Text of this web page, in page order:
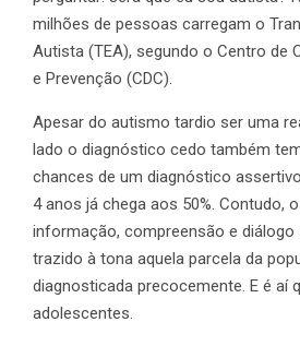
milhões de pessoas carregam o
Autista (TEA), segundo o Centro de
e Prevenção (CDC).
Apesar do autismo tardio ser uma
lado o diagnóstico cedo também
chances de um diagnóstico
4 anos já chega aos 50%. Contudo,
informação, compreensão e
trazido à tona aquela parcela da
diagnosticada precocemente. E é aí
adolescentes.